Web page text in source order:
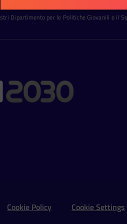
Dipartimento per le Politiche Giovanili e il
e Social
Cookie Policy
Cookie Settings